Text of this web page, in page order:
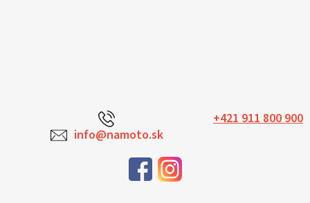
+421 911 800 900
info@namoto.sk